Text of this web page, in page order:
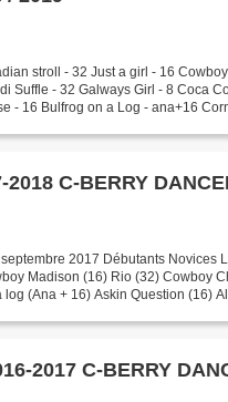
stroll - 32 Just a girl - 16
Suffle - 32 Galways Girl - 8 Coca
- 16 Bulfrog on a Log - ana+16
C-BERRY
2017 Débutants Novices
Madison (16) Rio (32) Cowboy
log (Ana + 16) Askin Question (16)
2017 C-BERRY